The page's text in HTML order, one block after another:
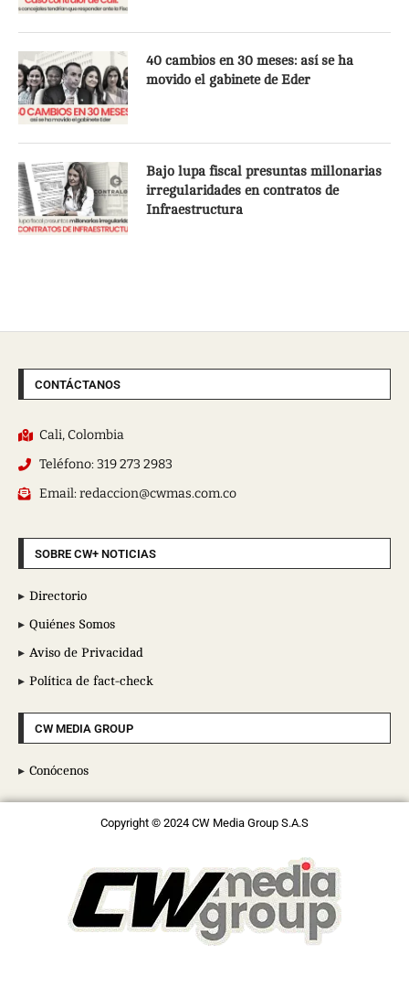
40 cambios en 30 meses: así se ha
movido el gabinete de Eder
Bajo lupa fiscal presuntas millonarias
irregularidades en contratos de
Infraestructura
CONTÁCTANOS
Cali, Colombia
Teléfono: 319 273 2983
Email: redaccion@cwmas.com.co
SOBRE CW+ NOTICIAS
Directorio
Quiénes Somos
Aviso de Privacidad
Política de fact-check
CW MEDIA GROUP
Conócenos
Copyright © 2024 CW Media Group S.A.S